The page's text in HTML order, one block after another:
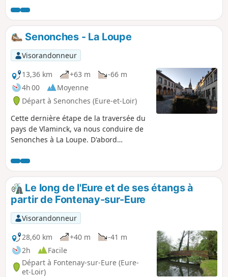
Senonches - La Loupe
Visorandonneur
13,36 km
+63 m
-66 m
4h 00
Moyenne
Départ à Senonches (Eure-et-Loir)
Cette dernière étape de la traversée du
pays de Vlaminck, va nous conduire de
Senonches à La Loupe. D'abord
fait ensuite traverser la vallée de l'Eure,
passant près du parc aquatique de
Fontaine-Simon, halte rafraichissante
possible. La gare de La Loupe permet
un retour rapide vers Paris-
Montparnasse.
Le long de l'Eure et de ses étangs à
partir de Fontenay-sur-Eure
Visorandonneur
28,60 km
+40 m
-41 m
2h
Facile
Départ à Fontenay-sur-Eure (Eure-
et-Loir)